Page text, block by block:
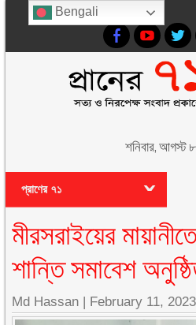
শনিবার, আগস্ট
প্রাণের ৭১
মীরসরাইয়ের
শান্তি সমাবেশ
Md Hassan | February 11, 2023
Bengali